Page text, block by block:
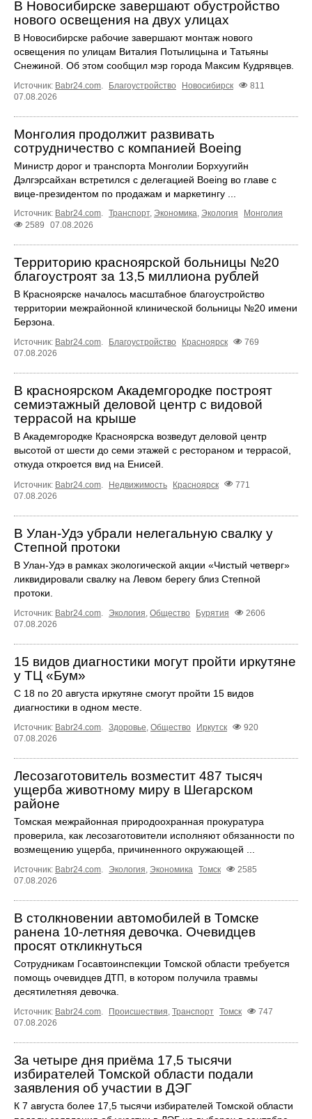
В Новосибирске завершают обустройство
нового освещения на двух улицах
В Новосибирске рабочие завершают монтаж нового
освещения по улицам Виталия Потылицына и Татьяны
Снежиной. Об этом сообщил мэр города Максим Кудрявцев.
Источник: Babr24.com. Благоустройство Новосибирск
811
07.08.2026
Монголия продолжит развивать
сотрудничество с компанией Boeing
Министр дорог и транспорта Монголии Борхуугийн
Дэлгэрсайхан встретился с делегацией Boeing во главе с
вице-президентом по продажам и маркетингу ...
Источник: Babr24.com. Транспорт, Экономика, Экология
Монголия
2589
07.08.2026
Территорию красноярской больницы №20
благоустроят за 13,5 миллиона рублей
В Красноярске началось масштабное благоустройство
территории межрайонной клинической больницы №20 имени
Берзона.
Источник: Babr24.com. Благоустройство Красноярск
769
07.08.2026
В красноярском Академгородке построят
семиэтажный деловой центр с видовой
террасой на крыше
В Академгородке Красноярска возведут деловой центр
высотой от шести до семи этажей с рестораном и террасой,
откуда откроется вид на Енисей.
Источник: Babr24.com Недвижимость Красноярск
771
07.08.2026
В Улан-Удэ убрали нелегальную свалку у
Степной протоки
В Улан-Удэ в рамках экологической акции «Чистый четверг»
ликвидировали свалку на Левом берегу близ Степной
протоки.
Источник: Babr24.com Экология Общество Бурятия
2606
07.08.2026
15 видов диагностики могут пройти иркутяне
у ТЦ «Бум»
С 18 по 20 августа иркутяне смогут пройти 15 видов
диагностики в одном месте.
Источник: Babr24.com. Здоровье, Общество Иркутск
920
07.08.2026
Лесозаготовитель возместит 487 тысяч
ущерба животному миру в Шегарском
районе
Томская межрайонная природоохранная прокуратура
проверила, как лесозаготовители исполняют обязанности по
возмещению ущерба, причиненного окружающей ...
Источник: Babr24.com. Экология, Экономика Томск
2585
07.08.2026
В столкновении автомобилей в Томске
ранена 10-летняя девочка. Очевидцев
просят откликнуться
Сотрудникам Госавтоинспекции Томской области требуется
помощь очевидцев ДТП, в котором получила травмы
десятилетняя девочка.
Источник: Babr24.com. Происшествия, Транспорт Томск
747
07.08.2026
За четыре дня приёма 17,5 тысячи
избирателей Томской области подали
заявления об участии в ДЭГ
К 7 августа более 17,5 тысячи избирателей Томской области